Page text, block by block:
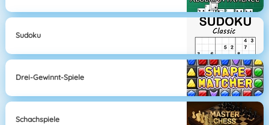
Sudoku
Drei-Gewinnt-Spiele
Schachspiele